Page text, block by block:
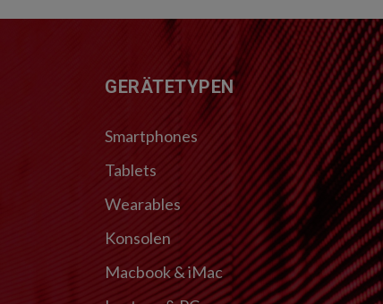
FUSSZEILEGERÄTETYPEN
Smartphones
Tablets
Wearables
Konsolen
Macbook & iMac